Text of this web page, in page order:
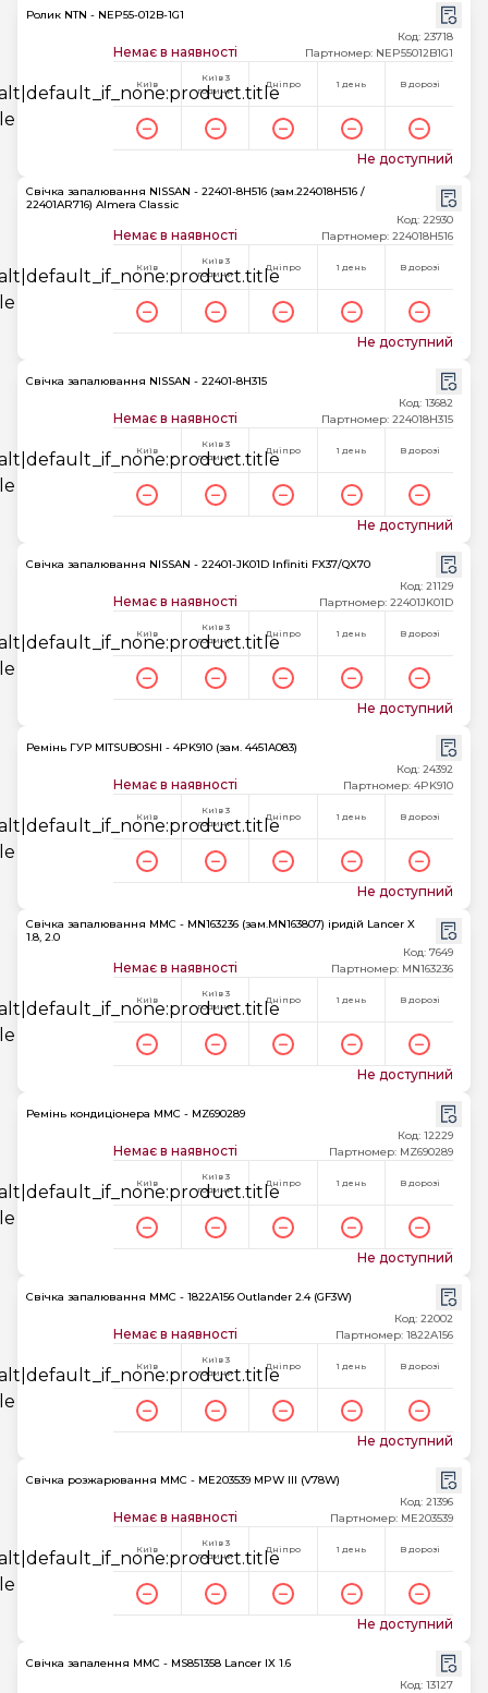
Ролик NTN - NEP55-012B-1G1
Немає в наявності
Код: 23718
Партномер: NEP55012B1G1
Київ
Київ 3
години
Дніпро 1 день В дорозі
Не доступний
Свічка запалювання NISSAN - 22401-8H516 (зам.224018H516 /
22401AR716) Almera Classic
Немає в наявності
Код: 22930
Партномер: 224018H516
Київ
Київ 3
години
Дніпро 1 день В дорозі
Не доступний
Свічка запалювання NISSAN - 22401-8H315
Немає в наявності
Код: 13682
Партномер: 224018H315
Київ
Київ 3
години
Дніпро 1 день В дорозі
Не доступний
Свічка запалювання NISSAN - 22401-JK01D Infiniti FX37/QX70
Немає в наявності
Код: 21129
Партномер: 22401JK01D
Київ
Київ 3
години
Дніпро 1 день В дорозі
Не доступний
Ремінь ГУР MITSUBOSHI - 4PK910 (зам. 4451A083)
Немає в наявності
Код: 24392
Партномер: 4PK910
Київ
Київ 3
години
Дніпро 1 день В дорозі
Не доступний
Свічка запалювання MMC - MN163236 (зам.MN163807) іридій Lancer X
1.8, 2.0
Немає в наявності
Код: 7649
Партномер: MN163236
Київ
Київ 3
години
Дніпро 1 день В дорозі
Не доступний
Ремінь кондиціонера MMC - MZ690289
Немає в наявності
Код: 12229
Партномер: MZ690289
Київ
Київ 3
години
Дніпро 1 день В дорозі
Не доступний
Свічка запалювання MMC - 1822A156 Outlander 2.4 (GF3W)
Немає в наявності
Код: 22002
Партномер: 1822A156
Київ
Київ 3
години
Дніпро 1 день В дорозі
Не доступний
Свічка розжарювання MMC - ME203539 MPW III (V78W)
Немає в наявності
Код: 21396
Партномер: ME203539
Київ
Київ 3
години
Дніпро 1 день В дорозі
Не доступний
Свічка запалення MMC - MS851358 Lancer IX 1.6
Код: 13127